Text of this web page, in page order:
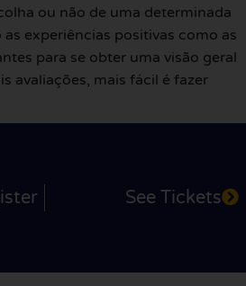
ou não de uma determinada
experiências positivas como as
para se obter uma visão geral
avaliações, mais fácil é fazer
See Tickets